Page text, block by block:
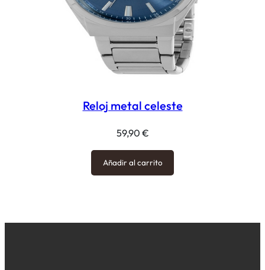
Reloj metal celeste
59,90 €
Añadir al carrito